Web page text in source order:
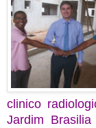
clinico
Jardim